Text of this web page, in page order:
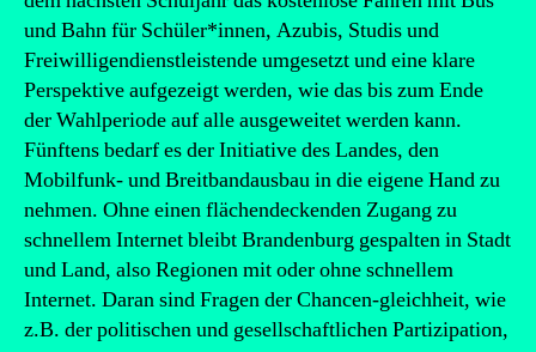
und Bahn für Schüler*innen, Azubis, Studis und
Freiwilligendienstleistende umgesetzt und eine klare
Perspektive aufgezeigt werden, wie das bis zum Ende
der Wahlperiode auf alle ausgeweitet werden kann.
Fünftens bedarf es der Initiative des Landes, den
Mobilfunk- und Breitbandausbau in die eigene Hand zu
nehmen. Ohne einen flächendeckenden Zugang zu
schnellem Internet bleibt Brandenburg gespalten in Stadt
und Land, also Regionen mit oder ohne schnellem
Internet. Daran sind Fragen der Chancen-gleichheit, wie
z.B. der politischen und gesellschaftlichen Partizipation,